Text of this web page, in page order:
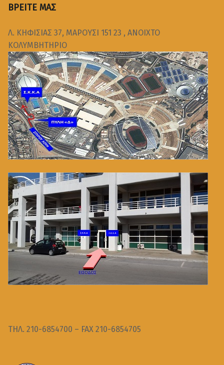
ΒΡΕΙΤΕ ΜΑΣ
Λ. ΚΗΦΙΣΙΑΣ 37, ΜΑΡΟΥΣΙ 151 23 , ΑΝΟΙΧΤΟ
ΚΟΛΥΜΒΗΤΗΡΙΟ
ΤΗΛ. 210-6854700 – FAX 210-6854705